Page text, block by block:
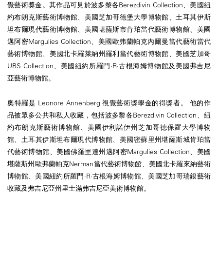
覺藝術獎金。其作品可見於波多黎各Berezdivin Collection、美國紐
約布朗克斯藝術博物館、美國芝加哥德堡大學博物館、土耳其伊斯
坦布爾現代藝術博物館、美國堪薩斯市肯珀當代藝術博物館、美國
邁阿密Margulies Collection、美國歐弗蘭帕克內爾曼當代藝術當代
藝術博物館、美國北卡羅萊納州羅利當代藝術博物館、美國芝加哥
UBS Collection、美國紐約所羅門·R·古根海姆博物館及美國弗吉尼
亞藝術博物館。
奧特羅是 Leonore Annenberg 視覺藝術獎學金的得獎者。 他的作
品被眾多公共和私人收藏，包括波多黎各Berezdivin Collection、紐
約布朗克斯藝術博物館、美國伊利諾伊州芝加哥德保羅大學博物
館、土耳其伊斯坦布爾現代博物館、美國密蘇里州堪薩斯城肯珀當
代藝術博物館、美國佛羅里達州邁阿密Margulies Collection、美國
堪薩斯州歐弗蘭帕克Nerman當代藝術博物館、美國北卡羅來納藝術
博物館、美國紐約所羅門·R·古根海姆博物館、美國芝加哥瑞銀藝術
收藏及弗吉尼亞州里士滿弗吉尼亞美術博物館。